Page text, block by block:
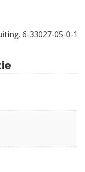
6-33027-05-0-1